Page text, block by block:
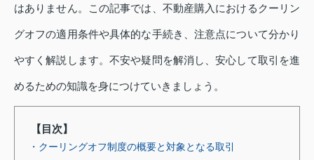
はありません。この記事では、不動産購入におけるクーリン
グオフの適用条件や具体的な手続き、注意点について分かり
やすく解説します。不安や疑問を解消し、安心して取引を進
めるための知識を身につけていきましょう。
【目次】
・クーリングオフ制度の概要と対象となる取引